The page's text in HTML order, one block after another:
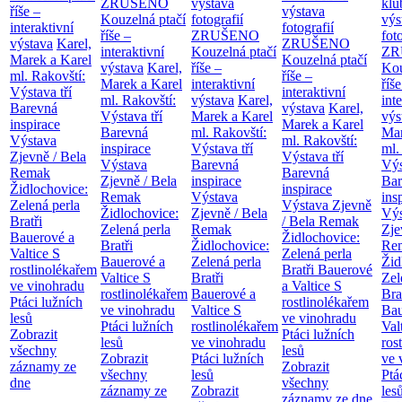
říše –
interaktivní
výstava Karel,
Marek a Karel
ml. Rakovští:
Výstava tří
Barevná
inspirace
Výstava
Zjevně / Bela
Remak
Židlochovice:
Zelená perla
Bratři
Bauerové a
Valtice S
rostlinolékařem
ve vinohradu
Ptáci lužních
lesů
Zobrazit
všechny
záznamy ze
dne
ZRUŠENO
Kouzelná ptačí
říše –
interaktivní
výstava Karel,
Marek a Karel
ml. Rakovští:
Výstava tří
Barevná
inspirace
Výstava
Zjevně / Bela
Remak
Židlochovice:
Zelená perla
Bratři
Bauerové a
Valtice S
rostlinolékařem
ve vinohradu
Ptáci lužních
lesů
Zobrazit
všechny
záznamy ze
výstava
fotografií
ZRUŠENO
Kouzelná ptačí
říše –
interaktivní
výstava Karel,
Marek a Karel
ml. Rakovští:
Výstava tří
Barevná
inspirace
Výstava
Zjevně / Bela
Remak
Židlochovice:
Zelená perla
Bratři
Bauerové a
Valtice S
rostlinolékařem
ve vinohradu
Ptáci lužních
lesů
Zobrazit
výstava
fotografií
ZRUŠENO
Kouzelná ptačí
říše –
interaktivní
výstava Karel,
Marek a Karel
ml. Rakovští:
Výstava tří
Barevná
inspirace
Výstava Zjevně
/ Bela Remak
Židlochovice:
Zelená perla
Bratři Bauerové
a Valtice S
rostlinolékařem
ve vinohradu
Ptáci lužních
lesů
Zobrazit
všechny
záznamy ze dne
ml.
ve